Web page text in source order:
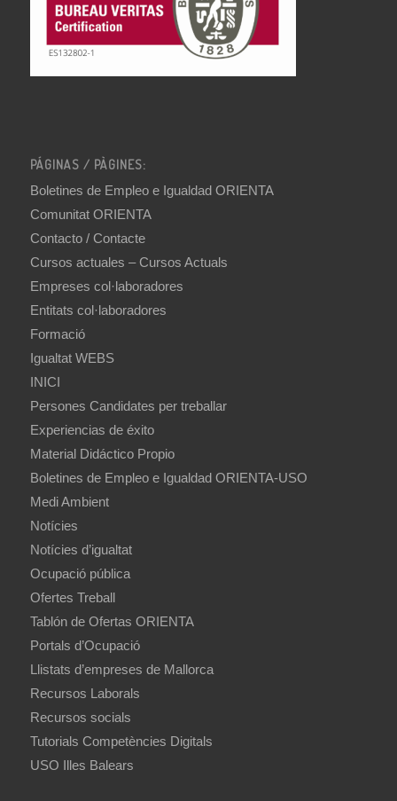
PÁGINAS / PÀGINES:
Boletines de Empleo e Igualdad ORIENTA
Comunitat ORIENTA
Contacto / Contacte
Cursos actuales – Cursos Actuals
Empreses col·laboradores
Entitats col·laboradores
Formació
Igualtat WEBS
INICI
Persones Candidates per treballar
Experiencias de éxito
Material Didáctico Propio
Boletines de Empleo e Igualdad ORIENTA-USO
Medi Ambient
Notícies
Notícies d’igualtat
Ocupació pública
Ofertes Treball
Tablón de Ofertas ORIENTA
Portals d’Ocupació
Llistats d’empreses de Mallorca
Recursos Laborals
Recursos socials
Tutorials Competències Digitals
USO Illes Balears